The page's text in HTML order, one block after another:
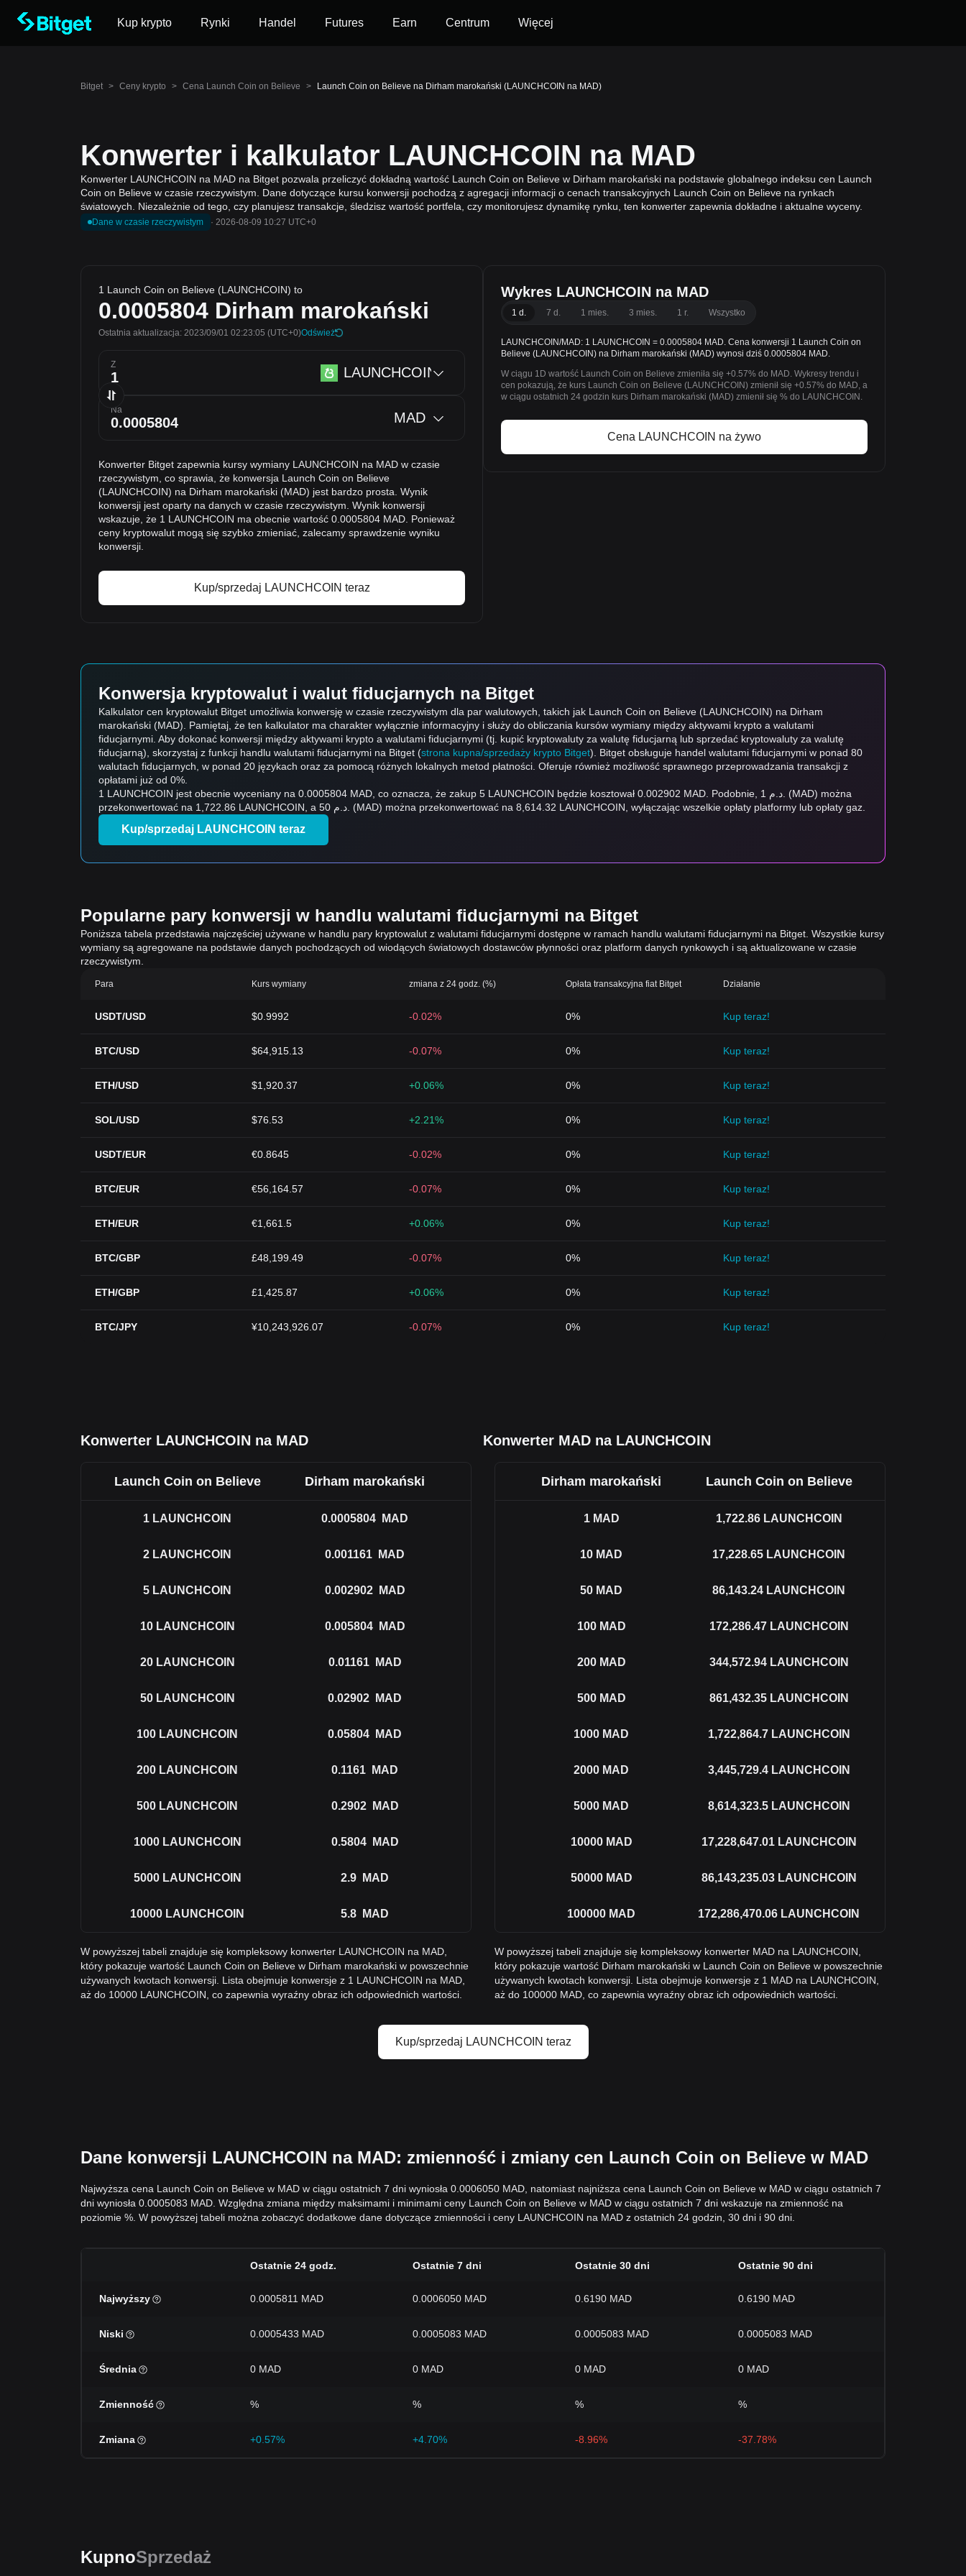
Kup krypto Rynki Handel Futures Earn Centrum Więcej
Bitget > Ceny krypto > Cena Launch Coin on Believe > Launch Coin on Believe na Dirham marokański (LAUNCHCOIN na MAD)
Konwerter i kalkulator LAUNCHCOIN na MAD
Konwerter LAUNCHCOIN na MAD na Bitget pozwala przeliczyć dokładną wartość Launch Coin on Believe w Dirham marokański na podstawie globalnego indeksu cen Launch
Coin on Believe w czasie rzeczywistym. Dane dotyczące kursu konwersji pochodzą z agregacji informacji o cenach transakcyjnych Launch Coin on Believe na rynkach
światowych. Niezależnie od tego, czy planujesz transakcje, śledzisz wartość portfela, czy monitorujesz dynamikę rynku, ten konwerter zapewnia dokładne i aktualne wyceny.
Dane w czasie rzeczywistym · 2026-08-09 10:27 UTC+0
1 Launch Coin on Believe (LAUNCHCOIN) to
0.0005804 Dirham marokański
Ostatnia aktualizacja: 2023/09/01 02:23:05 (UTC+0)Odśwież
Z LAUNCHCOIN
Na MAD
Konwerter Bitget zapewnia kursy wymiany LAUNCHCOIN na MAD w czasie
rzeczywistym, co sprawia, że konwersja Launch Coin on Believe
(LAUNCHCOIN) na Dirham marokański (MAD) jest bardzo prosta. Wynik
konwersji jest oparty na danych w czasie rzeczywistym. Wynik konwersji
wskazuje, że 1 LAUNCHCOIN ma obecnie wartość 0.0005804 MAD. Ponieważ
ceny kryptowalut mogą się szybko zmieniać, zalecamy sprawdzenie wyniku
konwersji.
Kup/sprzedaj LAUNCHCOIN teraz
Wykres LAUNCHCOIN na MAD
1 d. 7 d. 1 mies. 3 mies. 1 r. Wszystko
LAUNCHCOIN/MAD: 1 LAUNCHCOIN = 0.0005804 MAD. Cena konwersji 1 Launch Coin on
Believe (LAUNCHCOIN) na Dirham marokański (MAD) wynosi dziś 0.0005804 MAD.
W ciągu 1D wartość Launch Coin on Believe zmieniła się +0.57% do MAD. Wykresy trendu i
cen pokazują, że kurs Launch Coin on Believe (LAUNCHCOIN) zmienił się +0.57% do MAD, a
w ciągu ostatnich 24 godzin kurs Dirham marokański (MAD) zmienił się % do LAUNCHCOIN.
Cena LAUNCHCOIN na żywo
Konwersja kryptowalut i walut fiducjarnych na Bitget
Kalkulator cen kryptowalut Bitget umożliwia konwersję w czasie rzeczywistym dla par walutowych, takich jak Launch Coin on Believe (LAUNCHCOIN) na Dirham
marokański (MAD). Pamiętaj, że ten kalkulator ma charakter wyłącznie informacyjny i służy do obliczania kursów wymiany między aktywami krypto a walutami
fiducjarnymi. Aby dokonać konwersji między aktywami krypto a walutami fiducjarnymi (tj. kupić kryptowaluty za walutę fiducjarną lub sprzedać kryptowaluty za walutę
fiducjarną), skorzystaj z funkcji handlu walutami fiducjarnymi na Bitget (strona kupna/sprzedaży krypto Bitget). Bitget obsługuje handel walutami fiducjarnymi w ponad 80
walutach fiducjarnych, w ponad 20 językach oraz za pomocą różnych lokalnych metod płatności. Oferuje również możliwość sprawnego przeprowadzania transakcji z
opłatami już od 0%.
1 LAUNCHCOIN jest obecnie wyceniany na 0.0005804 MAD, co oznacza, że zakup 5 LAUNCHCOIN będzie kosztował 0.002902 MAD. Podobnie, 1 د.م. (MAD) można
przekonwertować na 1,722.86 LAUNCHCOIN, a 50 د.م. (MAD) można przekonwertować na 8,614.32 LAUNCHCOIN, wyłączając wszelkie opłaty platformy lub opłaty gaz.
Kup/sprzedaj LAUNCHCOIN teraz
Popularne pary konwersji w handlu walutami fiducjarnymi na Bitget
Poniższa tabela przedstawia najczęściej używane w handlu pary kryptowalut z walutami fiducjarnymi dostępne w ramach handlu walutami fiducjarnymi na Bitget. Wszystkie kursy
wymiany są agregowane na podstawie danych pochodzących od wiodących światowych dostawców płynności oraz platform danych rynkowych i są aktualizowane w czasie
rzeczywistym.
Para Kurs wymiany zmiana z 24 godz. (%) Opłata transakcyjna fiat Bitget Działanie
USDT/USD $0.9992 -0.02% 0% Kup teraz!
BTC/USD $64,915.13 -0.07% 0% Kup teraz!
ETH/USD $1,920.37 +0.06% 0% Kup teraz!
SOL/USD $76.53 +2.21% 0% Kup teraz!
USDT/EUR €0.8645 -0.02% 0% Kup teraz!
BTC/EUR €56,164.57 -0.07% 0% Kup teraz!
ETH/EUR €1,661.5 +0.06% 0% Kup teraz!
BTC/GBP £48,199.49 -0.07% 0% Kup teraz!
ETH/GBP £1,425.87 +0.06% 0% Kup teraz!
BTC/JPY ¥10,243,926.07 -0.07% 0% Kup teraz!
Konwerter LAUNCHCOIN na MAD Konwerter MAD na LAUNCHCOIN
Launch Coin on Believe Dirham marokański
1 LAUNCHCOIN 0.0005804 MAD
2 LAUNCHCOIN 0.001161 MAD
5 LAUNCHCOIN 0.002902 MAD
10 LAUNCHCOIN 0.005804 MAD
20 LAUNCHCOIN 0.01161 MAD
50 LAUNCHCOIN 0.02902 MAD
100 LAUNCHCOIN 0.05804 MAD
200 LAUNCHCOIN 0.1161 MAD
500 LAUNCHCOIN 0.2902 MAD
1000 LAUNCHCOIN 0.5804 MAD
5000 LAUNCHCOIN 2.9 MAD
10000 LAUNCHCOIN 5.8 MAD
W powyższej tabeli znajduje się kompleksowy konwerter LAUNCHCOIN na MAD,
który pokazuje wartość Launch Coin on Believe w Dirham marokański w powszechnie
używanych kwotach konwersji. Lista obejmuje konwersje z 1 LAUNCHCOIN na MAD,
aż do 10000 LAUNCHCOIN, co zapewnia wyraźny obraz ich odpowiednich wartości.
Dirham marokański Launch Coin on Believe
1 MAD 1,722.86 LAUNCHCOIN
10 MAD 17,228.65 LAUNCHCOIN
50 MAD 86,143.24 LAUNCHCOIN
100 MAD 172,286.47 LAUNCHCOIN
200 MAD 344,572.94 LAUNCHCOIN
500 MAD 861,432.35 LAUNCHCOIN
1000 MAD 1,722,864.7 LAUNCHCOIN
2000 MAD 3,445,729.4 LAUNCHCOIN
5000 MAD 8,614,323.5 LAUNCHCOIN
10000 MAD 17,228,647.01 LAUNCHCOIN
50000 MAD 86,143,235.03 LAUNCHCOIN
100000 MAD 172,286,470.06 LAUNCHCOIN
W powyższej tabeli znajduje się kompleksowy konwerter MAD na LAUNCHCOIN,
który pokazuje wartość Dirham marokański w Launch Coin on Believe w powszechnie
używanych kwotach konwersji. Lista obejmuje konwersje z 1 MAD na LAUNCHCOIN,
aż do 100000 MAD, co zapewnia wyraźny obraz ich odpowiednich wartości.
Kup/sprzedaj LAUNCHCOIN teraz
Dane konwersji LAUNCHCOIN na MAD: zmienność i zmiany cen Launch Coin on Believe w MAD
Najwyższa cena Launch Coin on Believe w MAD w ciągu ostatnich 7 dni wyniosła 0.0006050 MAD, natomiast najniższa cena Launch Coin on Believe w MAD w ciągu ostatnich 7
dni wyniosła 0.0005083 MAD. Względna zmiana między maksimami i minimami ceny Launch Coin on Believe w MAD w ciągu ostatnich 7 dni wskazuje na zmienność na
poziomie %. W powyższej tabeli można zobaczyć dodatkowe dane dotyczące zmienności i ceny LAUNCHCOIN na MAD z ostatnich 24 godzin, 30 dni i 90 dni.
Ostatnie 24 godz. Ostatnie 7 dni Ostatnie 30 dni Ostatnie 90 dni
Najwyższy 0.0005811 MAD 0.0006050 MAD 0.6190 MAD 0.6190 MAD
Niski 0.0005433 MAD 0.0005083 MAD 0.0005083 MAD 0.0005083 MAD
Średnia 0 MAD 0 MAD 0 MAD 0 MAD
Zmienność % % % %
Zmiana +0.57% +4.70% -8.96% -37.78%
KupnoSprzedaż